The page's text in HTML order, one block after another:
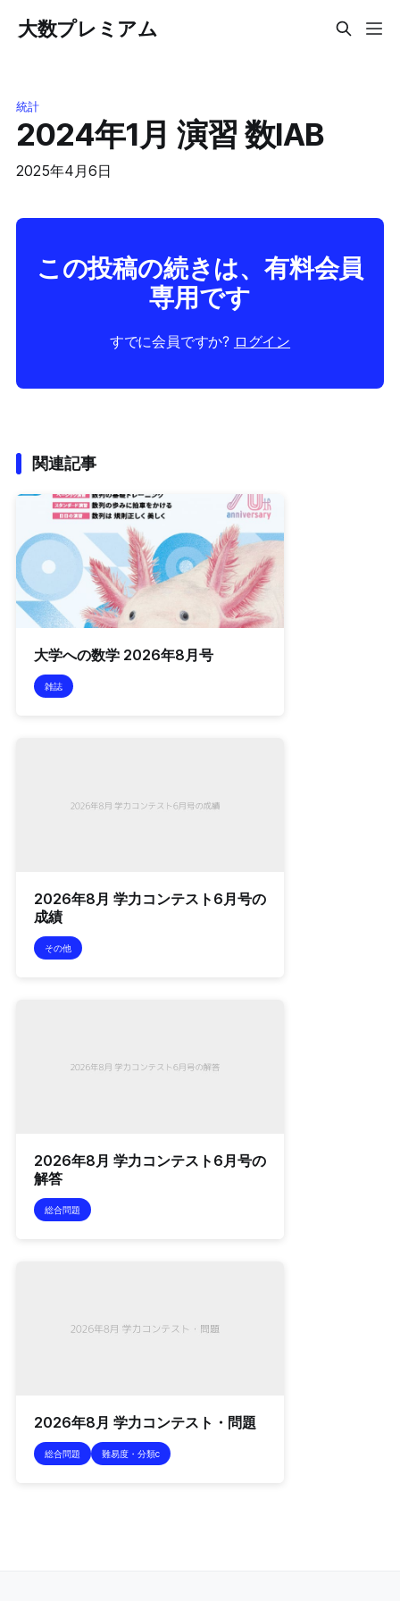
大数プレミアム
統計
2024年1月 演習 数IAB
2025年4月6日
この投稿の続きは、有料会員
専用です
すでに会員ですか? ログイン
関連記事
大学への数学 2026年8月号
雑誌
2026年8月 学力コンテスト6月号の
成績
その他
2026年8月 学力コンテスト6月号の
解答
総合問題
2026年8月 学力コンテスト・問題
総合問題 難易度・分類c